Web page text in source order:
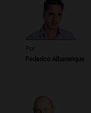
Por
Federico Albarenque